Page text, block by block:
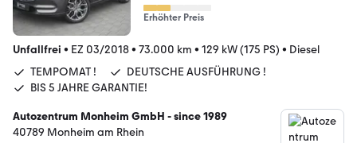
Erhöhter Preis
Unfallfrei • EZ 03/2018• 73.000 km • 129 kW (175 PS) • Diesel
TEMPOMAT !
DEUTSCHE AUSFÜHRUNG !
BIS 5 JAHRE GARANTIE!
Autozentrum Monheim GmbH - since 1989
40789 Monheim am Rhein